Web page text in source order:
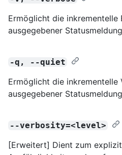
Ermöglicht die inkrementelle
ausgegebener
-q, --quiet
Ermöglicht die inkrementelle
ausgegebener
--verbosity=<level>
[Erweitert] Dient zum